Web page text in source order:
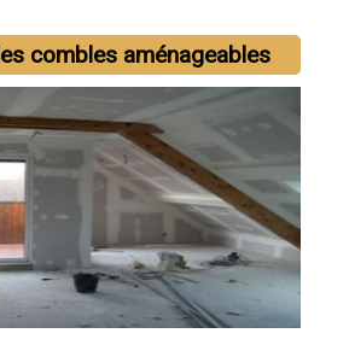
combles aménageables